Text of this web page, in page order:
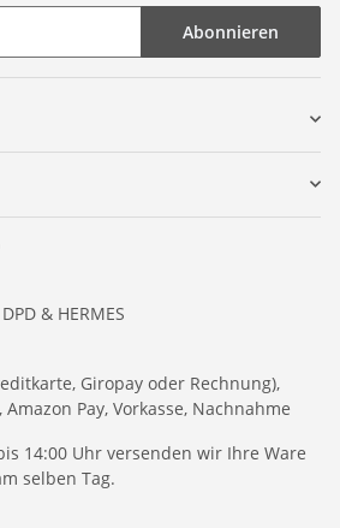
Abonnieren
& HERMES
Giropay oder Rechnung),
Amazon Pay, Vorkasse, Nachnahme
14:00 Uhr versenden wir Ihre Ware
selben Tag.